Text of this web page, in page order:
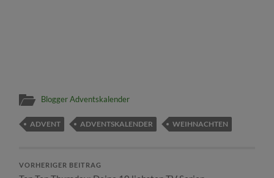
Blogger Adventskalender
ADVENT ADVENTSKALENDER WEIHNACHTEN
VORHERIGER BEITRAG